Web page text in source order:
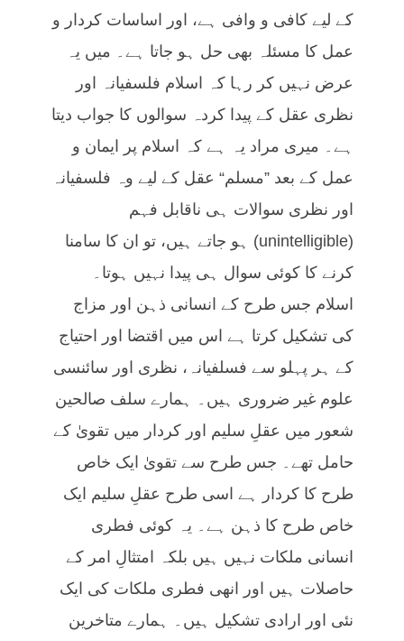
کے لیے کافی و وافی ہے، اور اساسات کردار و
عمل کا مسئلہ بھی حل ہو جاتا ہے۔ میں یہ
عرض نہیں کر رہا کہ اسلام فلسفیانہ اور
نظری عقل کے پیدا کردہ سوالوں کا جواب دیتا
ہے۔ میری مراد یہ ہے کہ اسلام پر ایمان و
عمل کے بعد ”مسلم“ عقل کے لیے وہ فلسفیانہ
اور نظری سوالات ہی ناقابل فہم
(unintelligible) ہو جاتے ہیں، تو ان کا سامنا
کرنے کا کوئی سوال ہی پیدا نہیں ہوتا۔
اسلام جس طرح کے انسانی ذہن اور مزاج
کی تشکیل کرتا ہے اس میں اقتضا اور احتیاج
کے ہر پہلو سے فسلفیانہ، نظری اور سائنسی
علوم غیر ضروری ہیں۔ ہمارے سلف صالحین
شعور میں عقلِ سلیم اور کردار میں تقویٰ کے
حامل تھے۔ جس طرح سے تقویٰ ایک خاص
طرح کا کردار ہے اسی طرح عقلِ سلیم ایک
خاص طرح کا ذہن ہے۔ یہ کوئی فطری
انسانی ملکات نہیں ہیں بلکہ امتثالِ امر کے
حاصلات ہیں اور انھی فطری ملکات کی ایک
نئی اور ارادی تشکیل ہیں۔ ہمارے متاخرین